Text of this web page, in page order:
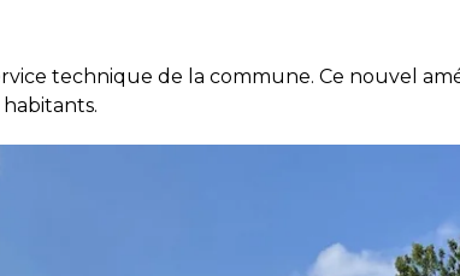
technique de la commune. Ce nouvel